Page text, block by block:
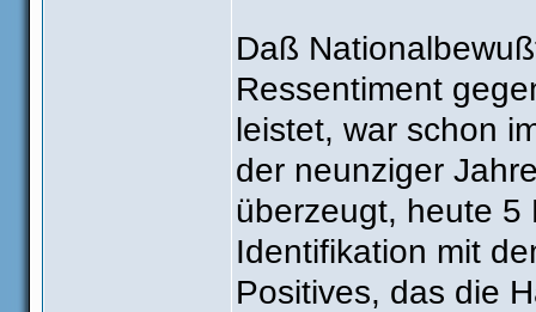
Daß
Ressentiment
leistet, war schon
der neunziger
überzeugt, heute 5
Identifikation mit
Positives, das die